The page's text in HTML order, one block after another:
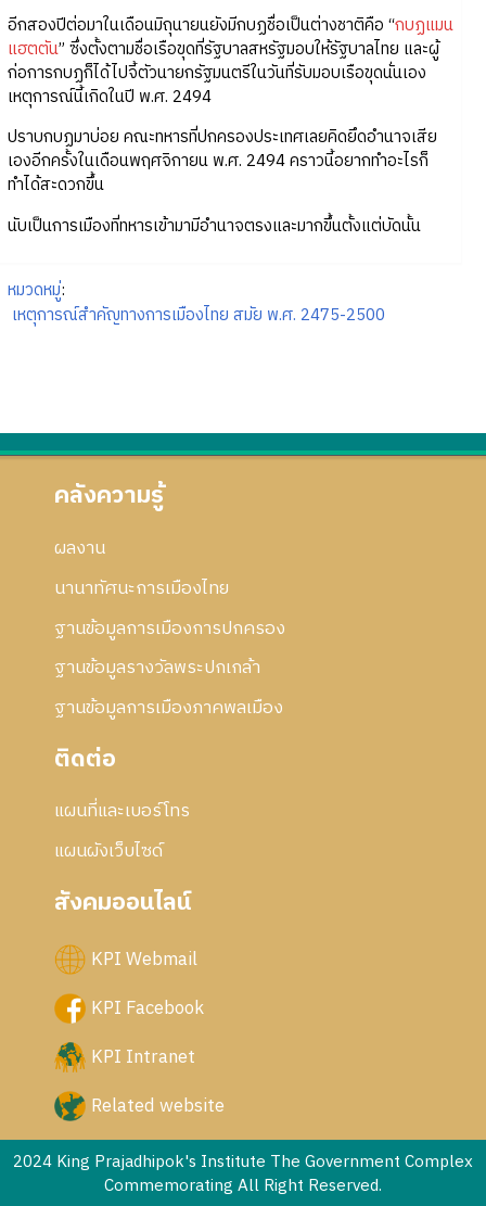
อีกสองปีต่อมาในเดือนมิถุนายนยังมีกบฏชื่อเป็นต่างชาติคือ “กบฏแมน
แฮตตัน” ซึ่งตั้งตามชื่อเรือขุดที่รัฐบาลสหรัฐมอบให้รัฐบาลไทย และผู้
ก่อการกบฏก็ได้ไปจี้ตัวนายกรัฐมนตรีในวันที่รับมอบเรือขุดนั่นเอง
เหตุการณ์นี้เกิดในปี พ.ศ. 2494
ปราบกบฏมาบ่อย คณะทหารที่ปกครองประเทศเลยคิดยึดอำนาจเสีย
เองอีกครั้งในเดือนพฤศจิกายน พ.ศ. 2494 คราวนี้อยากทำอะไรก็
ทำได้สะดวกขึ้น
นับเป็นการเมืองที่ทหารเข้ามามีอำนาจตรงและมากขึ้นตั้งแต่บัดนั้น
หมวดหมู่:
เหตุการณ์สำคัญทางการเมืองไทย สมัย พ.ศ. 2475-2500
คลังความรู้
ผลงาน
นานาทัศนะการเมืองไทย
ฐานข้อมูลการเมืองการปกครอง
ฐานข้อมูลรางวัลพระปกเกล้า
ฐานข้อมูลการเมืองภาคพลเมือง
ติดต่อ
แผนที่และเบอร์โทร
แผนผังเว็บไซด์
สังคมออนไลน์
KPI Webmail
KPI Facebook
KPI Intranet
Related website
2024 King Prajadhipok's Institute The Government Complex
Commemorating All Right Reserved.